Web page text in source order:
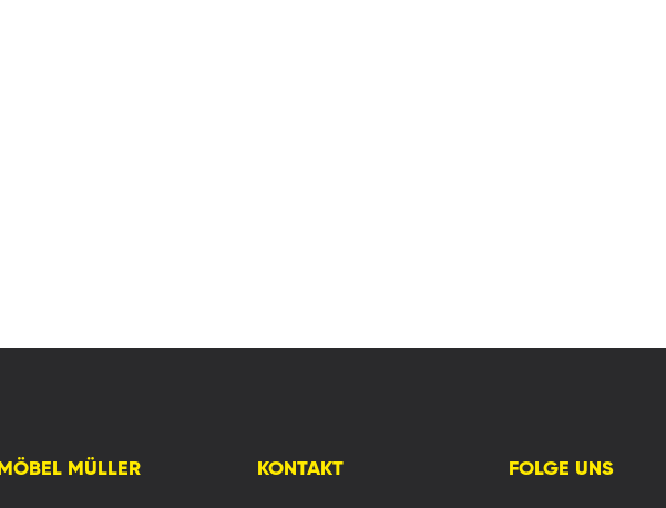
MÜLLER KONTAKT FOLGE UNS